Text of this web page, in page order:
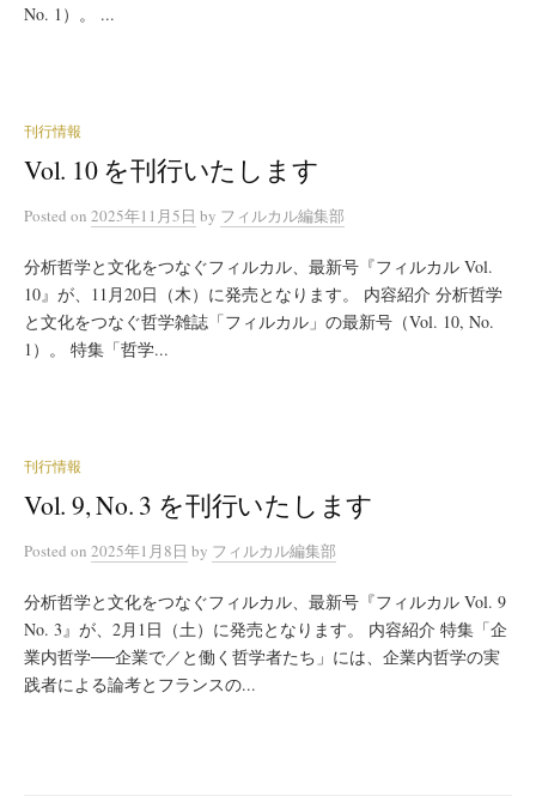
No. 1）。 ...
刊行情報
Vol. 10 を刊行いたします
Posted on 2025年11月5日 by フィルカル編集部
分析哲学と文化をつなぐフィルカル、最新号『フィルカル Vol.
10』が、11月20日（木）に発売となります。 内容紹介 分析哲学
と文化をつなぐ哲学雑誌「フィルカル」の最新号（Vol. 10, No.
1）。 特集「哲学...
刊行情報
Vol. 9, No. 3 を刊行いたします
Posted on 2025年1月8日 by フィルカル編集部
分析哲学と文化をつなぐフィルカル、最新号『フィルカル Vol. 9
No. 3』が、2月1日（土）に発売となります。 内容紹介 特集「企
業内哲学──企業で／と働く哲学者たち」には、企業内哲学の実
践者による論考とフランスの...